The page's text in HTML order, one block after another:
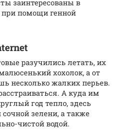
заинтересованы в
при помощи генной
разучились летать, их
хохолок, а от
несколько жалких перьев.
А куда им
год тепло, здесь
зелени, а также
чистой водой.